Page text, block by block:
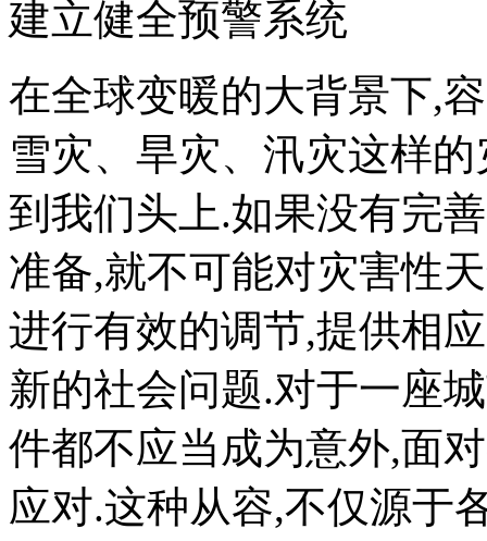
建立健全预警系统
在全球变暖的大背景下,
雪灾、旱灾、汛灾这样
到我们头上.如果没有完
准备,就不可能对灾害性
进行有效的调节,提供相
新的社会问题.对于一座
件都不应当成为意外,面
应对.这种从容,不仅源于